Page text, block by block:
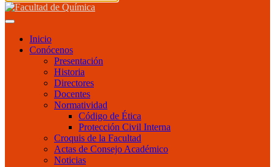
Inicio
Conócenos
Presentación
Historia
Directores
Docentes
Normatividad
Código de Ética
Protección Civil Interna
Croquis de la Facultad
Actas de Consejo Académico
Noticias